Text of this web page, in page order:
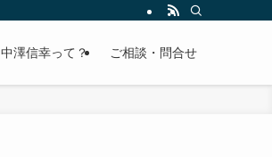
中澤信幸って？ ご相談・問合せ